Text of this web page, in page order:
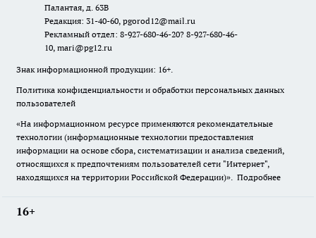
Палантая, д. 63В
Редакция: 31-40-60, pgorod12@mail.ru
Рекламный отдел: 8-927-680-46-20? 8-927-680-46-
10, mari@pg12.ru
Знак информационной продукции: 16+.
Политика конфиденциальности и обработки персональных данных
пользователей
«На информационном ресурсе применяются рекомендательные
технологии (информационные технологии предоставления
информации на основе сбора, систематизации и анализа сведений,
относящихся к предпочтениям пользователей сети "Интернет",
находящихся на территории Российской Федерации)». Подробнее
16+